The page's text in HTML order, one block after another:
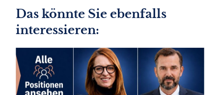
Das könnte Sie ebenfalls
interessieren: